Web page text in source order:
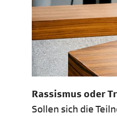
Rassismus oder
Sollen sich die